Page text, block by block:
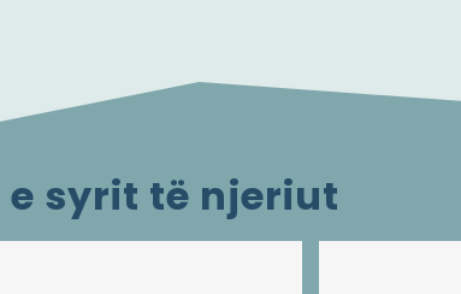
syrit të njeriut